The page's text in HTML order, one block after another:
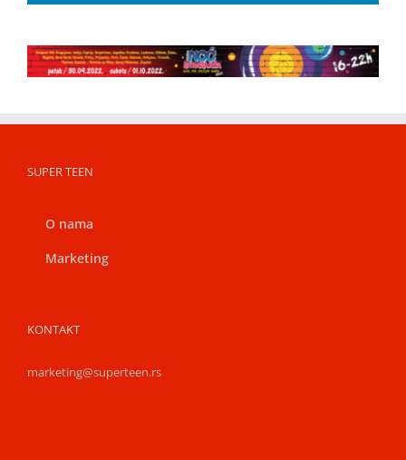
SUPER TEEN
O nama
Marketing
KONTAKT
marketing@superteen.rs